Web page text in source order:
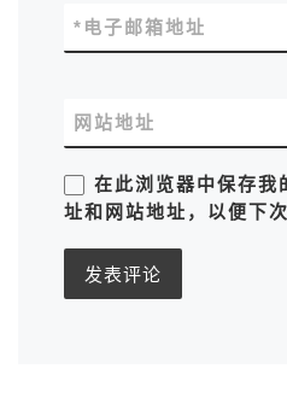
电子邮箱地址
*
网站地址
在此浏览器中保存我
址和网站地址，以便下